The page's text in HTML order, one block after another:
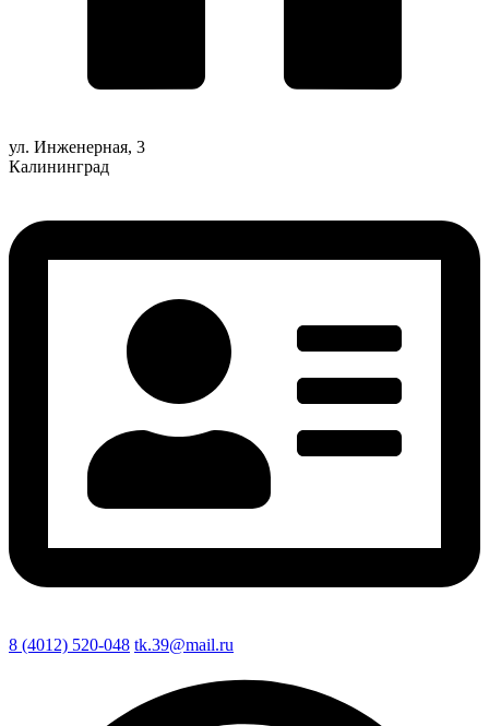
ул. Инженерная, 3
Калининград
8 (4012) 520-048 tk.39@mail.ru